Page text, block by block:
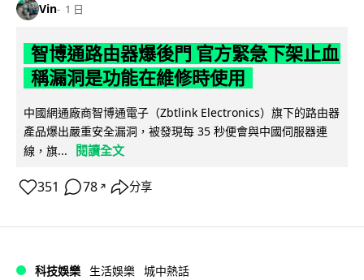
Vin 1 日
智博通路由器爆後門 官方緊急下架止血
稱漏洞是功能在維修時使用
中國網通廠商智博通電子（Zbtlink Electronics）旗下的路由器
產品爆出嚴重安全漏洞，被發現每 35 秒便會與中國伺服器連
線，旗...
閱讀全文
351 78 ↗ 分享
科技娛樂 生活娛樂 城中熱話